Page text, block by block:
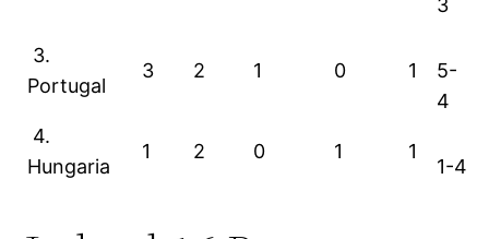
3.
Portugal
3 2 1 0 1
5-
4
4.
Hungaria
1 2 0 1 1
1-4